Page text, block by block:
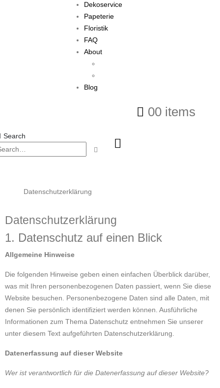
Dekoservice
Papeterie
Floristik
FAQ
About
Blog
Search
00 items
Datenschutzerklärung
Datenschutzerklärung
1. Datenschutz auf einen Blick
Allgemeine Hinweise
Die folgenden Hinweise geben einen einfachen Überblick darüber,
was mit Ihren personenbezogenen Daten passiert, wenn Sie diese
Website besuchen. Personenbezogene Daten sind alle Daten, mit
denen Sie persönlich identifiziert werden können. Ausführliche
Informationen zum Thema Datenschutz entnehmen Sie unserer
unter diesem Text aufgeführten Datenschutzerklärung.
Datenerfassung auf dieser Website
Wer ist verantwortlich für die Datenerfassung auf dieser Website?